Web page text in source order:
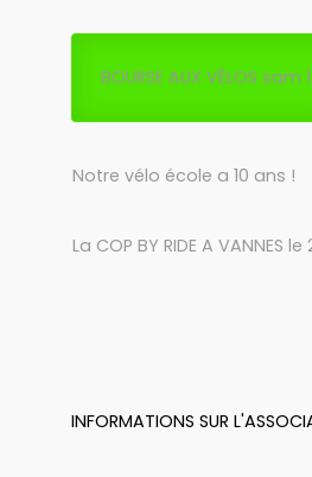
BOURSE AUX VÉLOS sam
Notre vélo école a 10 ans !
La COP BY RIDE A VANNES le
INFORMATIONS SUR